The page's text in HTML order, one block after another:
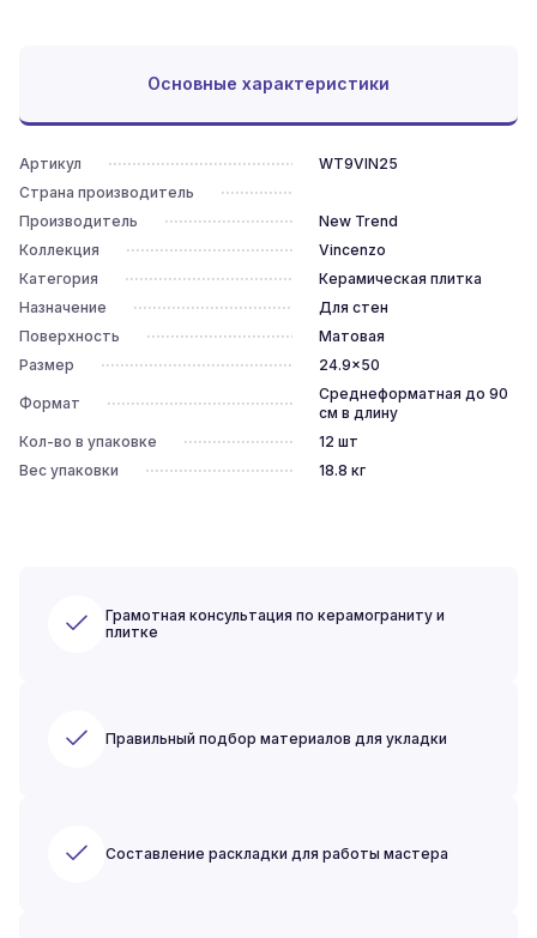
Основные характеристики
Артикул
WT9VIN25
Страна производитель
Производитель
New Trend
Коллекция
Vincenzo
Категория
Керамическая плитка
Назначение
Для стен
Поверхность
Матовая
Размер
24.9x50
Формат
Среднеформатная до 90
см в длину
Кол-во в упаковке
12 шт
Вес упаковки
18.8 кг
Грамотная консультация по керамограниту и
плитке
Правильный подбор материалов для укладки
Составление раскладки для работы мастера